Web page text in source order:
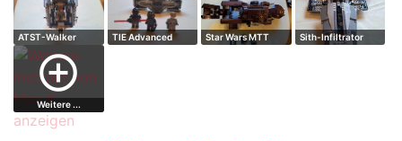
ATST-Walker
TIE Advanced
Star Wars MTT Sith-Infiltrator
add_circle_outline
Weitere ...